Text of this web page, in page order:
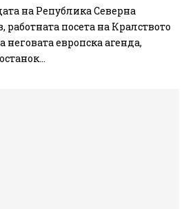
на Република Северна
работната посета на Кралството
европска агенда,